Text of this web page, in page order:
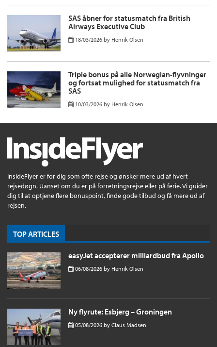
SAS åbner for statusmatch fra British
Airways Executive Club
18/03/2026 by Henrik Olsen
Triple bonus på alle Norwegian-flyvninger
og fortsat mulighed for statusmatch fra
SAS
10/03/2026 by Henrik Olsen
InsideFlyer er for dig som ofte rejse og ønsker mere ud af hvert
rejsedøgn. Uanset om du er på forretningsrejse eller på ferie. Vi guider
dig til at optjene flere bonuspoint, finde gode tilbud og få mere ud af
rejsen.
TOP ARTICLES
easyJet accepterer milliardbud fra Apollo
06/08/2026 by Henrik Olsen
Ny flyrute: Esbjerg – Groningen
05/08/2026 by Claus Madsen